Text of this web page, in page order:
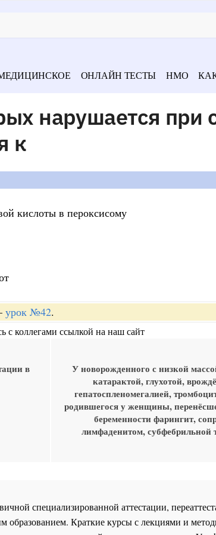
ОНЛАЙН ТЕСТЫ НМО
нарушается при
к
кислоты в пероксисому
урок №42.
с коллегами ссылкой на наш сайт
в
У новорожденного с низкой
катарактой, глухотой,
гепатоспленомегалией,
родившегося у женщины,
беременности фарингит,
лимфаденитом, субфебрильной
специализированной аттестации,
образованием. Краткие курсы с лекциями и